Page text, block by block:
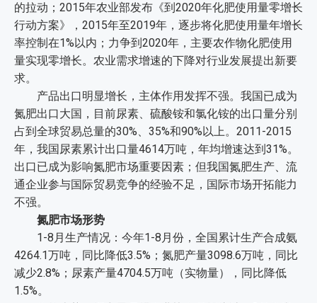
的拉动；2015年农业部发布《到2020年化肥使用量零增长
行动方案》，2015年至2019年，逐步将化肥使用量年增长
率控制在1%以内；力争到2020年，主要农作物化肥使用
量实现零增长。农业需求增速的下降对行业发展提出新要
求。
产品出口明显增长，主体作用发挥不强。我国已成为
氮肥出口大国，目前尿素、硫酸铵和氯化铵的出口量分别
占到全球贸易总量的30%、35%和90%以上。2011-2015
年，我国尿素累计出口量4614万吨，年均增速达到31%。
出口已成为影响氮肥市场重要因素；但我国氮肥生产、流
通企业参与国际贸易竞争的经验不足，国际市场开拓能力
不强。
氮肥市场形势
1-8月生产情况：今年1-8月份，全国累计生产合成氨
4264.1万吨，同比降低3.5%；氮肥产量3098.6万吨，同比
减少2.8%；尿素产量4704.5万吨（实物量），同比降低
1.5%。